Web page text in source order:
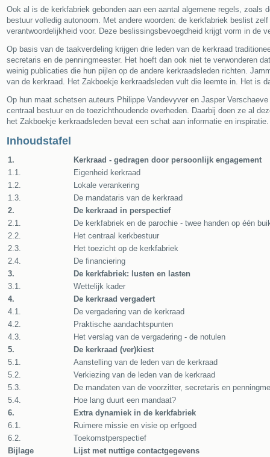
Ook al is de kerkfabriek gebonden aan een aantal algemene regels, zoals
bestuur volledig autonoom. Met andere woorden: de kerkfabriek beslist
verantwoordelijkheid voor. Deze beslissingsbevoegdheid krijgt vorm in de
Op basis van de taakverdeling krijgen drie leden van de kerkraad
secretaris en de penningmeester. Het hoeft dan ook niet te verwonderen
weinig publicaties die hun pijlen op de andere kerkraadsleden richten.
van de kerkraad. Het Zakboekje kerkraadsleden vult die leemte in. Het is
Op hun maat schetsen auteurs Philippe Vandevyver en Jasper
centraal bestuur en de toezichthoudende overheden. Daarbij doen ze al
het Zakboekje kerkraadsleden bevat een schat aan informatie en
Inhoudstafel
1.
Kerkraad - gedragen door persoonlijk engagement
1.1.
Eigenheid kerkraad
1.2.
Lokale verankering
1.3.
De mandataris van de kerkraad
2.
De kerkraad in perspectief
2.1.
De kerkfabriek en de parochie - twee handen op één
2.2.
Het centraal kerkbestuur
2.3.
Het toezicht op de kerkfabriek
2.4.
De financiering
3.
De kerkfabriek: lusten en lasten
3.1.
Wettelijk kader
4.
De kerkraad vergadert
4.1.
De vergadering van de kerkraad
4.2.
Praktische aandachtspunten
4.3.
Het verslag van de vergadering - de notulen
5.
De kerkraad (ver)kiest
5.1.
Aanstelling van de leden van de kerkraad
5.2.
Verkiezing van de leden van de kerkraad
5.3.
De mandaten van de voorzitter, secretaris en
5.4.
Hoe lang duurt een mandaat?
6.
Extra dynamiek in de kerkfabriek
6.1.
Ruimere missie en visie op erfgoed
6.2.
Toekomstperspectief
Bijlage
Lijst met nuttige contactgegevens